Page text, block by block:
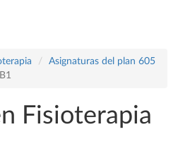
Asignaturas del plan 605
Fisioterapia